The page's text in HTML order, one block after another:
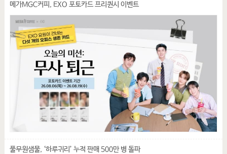
메가MGC커피, EXO 포토카드 프리퀀시 이벤트
풀무원샘물, ‘하루귀리’ 누적 판매 500만 병 돌파